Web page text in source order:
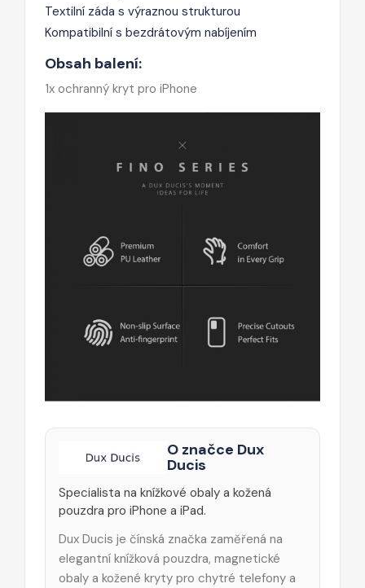
Textilní záda s výraznou strukturou
Kompatibilní s bezdrátovým nabíjením
Obsah balení:
1x ochranný kryt pro iPhone
O značce Dux
Ducis
Specialista na knížkové obaly a kožená
pouzdra pro iPhone a iPad.
Dux Ducis je čínská značka zaměřená na
elegantní knížková pouzdra, magnetické
obaly a kožené kryty pro chytré telefony a